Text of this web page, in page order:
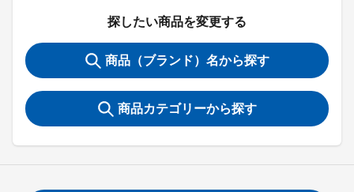
探したい商品を変更する
商品（ブランド）名から探す
商品カテゴリーから探す